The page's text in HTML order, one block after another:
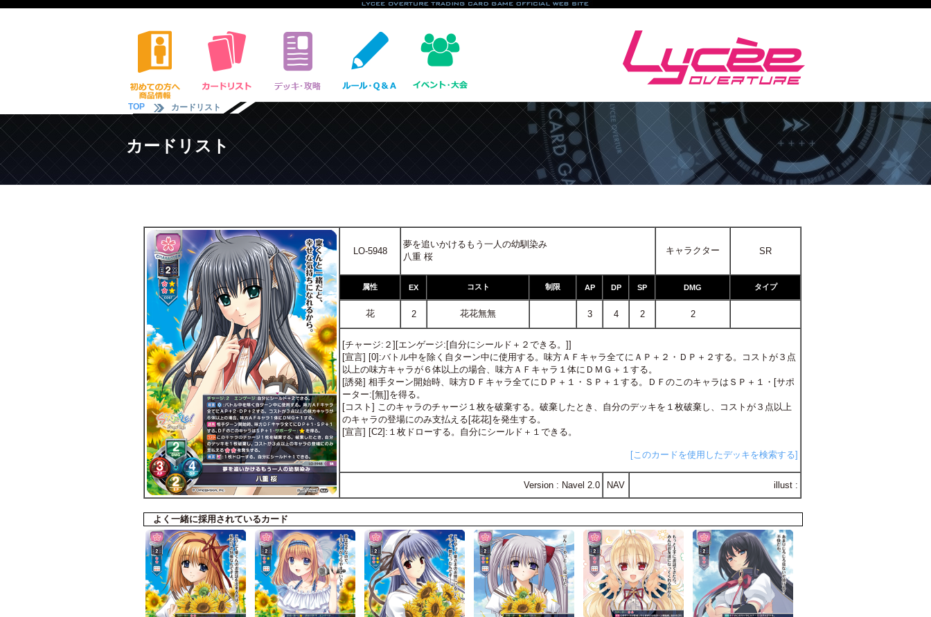
TOP カードリスト
カードリスト
LO-5948
夢を追いかけるもう一人の幼馴染み
八重 桜
キャラクター SR
属性 EX コスト 制限 AP DP SP DMG タイプ
花 2 花花無無 3 4 2 2
[チャージ:２][エンゲージ:[自分にシールド＋２できる。]]
[宣言] [0]:バトル中を除く自ターン中に使用する。味方ＡＦキャラ全てにＡＰ＋２・ＤＰ＋２する。コストが３点
以上の味方キャラが６体以上の場合、味方ＡＦキャラ１体にＤＭＧ＋１する。
[誘発] 相手ターン開始時、味方ＤＦキャラ全てにＤＰ＋１・ＳＰ＋１する。ＤＦのこのキャラはＳＰ＋１・[サポ
ーター:[無]]を得る。
[コスト] このキャラのチャージ１枚を破棄する。破棄したとき、自分のデッキを１枚破棄し、コストが３点以上
のキャラの登場にのみ支払える[花花]を発生する。
[宣言] [C2]:１枚ドローする。自分にシールド＋１できる。
[このカードを使用したデッキを検索する]
Version : Navel 2.0 NAV illust :
よく一緒に採用されているカード